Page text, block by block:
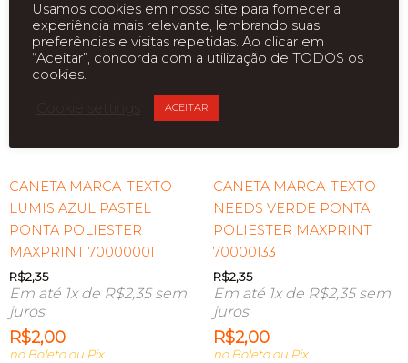
CANETA MARCA-TEXTO
LUMIS AZUL PASTEL
PONTA POLIESTER
MAXPRINT 70000001
R$2,35
Em até 1x de R$2,35sem
juros
R$2,00
no Boleto ou Pix
CANETA MARCA-TEXTO
NEEDS VERDE PONTA
POLIESTER MAXPRINT
70000133
R$2,35
Em até 1x de R$2,35sem
juros
R$2,00
no Boleto ou Pix
Usamos cookies em nosso site para fornecer a
experiência mais relevante, lembrando suas
preferências e visitas repetidas. Ao clicar em
“Aceitar”, concorda com a utilização de TODOS os
cookies.
ACEITAR